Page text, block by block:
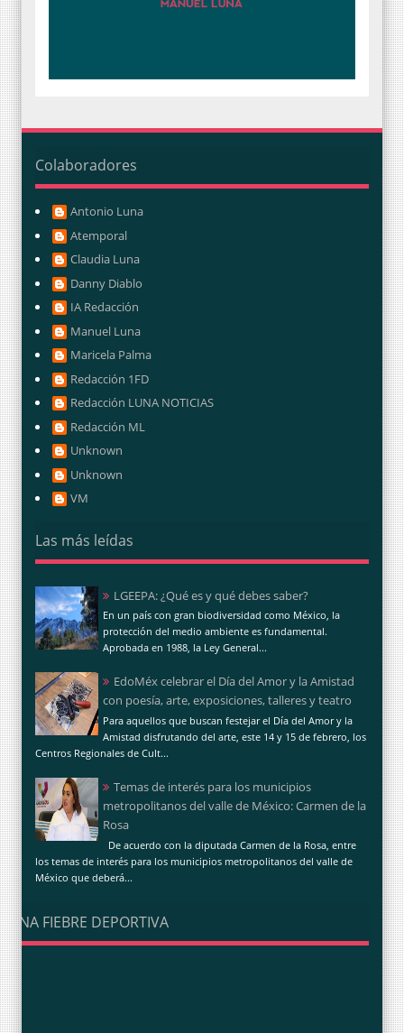
Colaboradores
Antonio Luna
Atemporal
Claudia Luna
Danny Diablo
IA Redacción
Manuel Luna
Maricela Palma
Redacción 1FD
Redacción LUNA NOTICIAS
Redacción ML
Unknown
Unknown
VM
Las más leídas
LGEEPA: ¿Qué es y qué debes saber?
En un país con gran biodiversidad como México, la
protección del medio ambiente es fundamental.
Aprobada en 1988, la Ley General...
EdoMéx celebrar el Día del Amor y la Amistad
con poesía, arte, exposiciones, talleres y teatro
Para aquellos que buscan festejar el Día del Amor y la
Amistad disfrutando del arte, este 14 y 15 de febrero, los
Centros Regionales de Cult...
Temas de interés para los municipios
metropolitanos del valle de México: Carmen de la
Rosa
De acuerdo con la diputada Carmen de la Rosa, entre
los temas de interés para los municipios metropolitanos del valle de
México que deberá...
UNA FIEBRE DEPORTIVA